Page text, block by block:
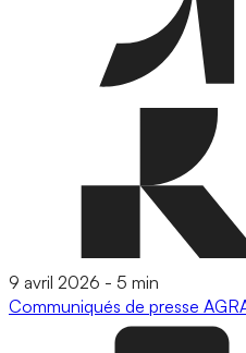
9 avril 2026 - 5 min
Communiqués de presse